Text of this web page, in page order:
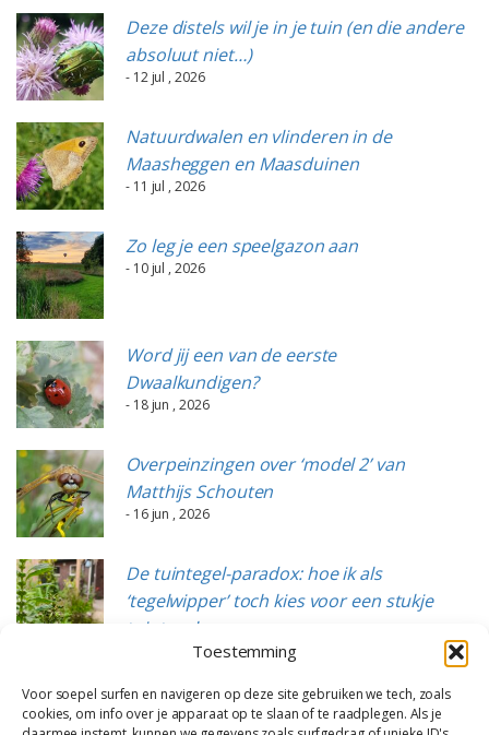
Toestemming
Voor soepel surfen en navigeren op deze site gebruiken we tech, zoals
cookies, om info over je apparaat op te slaan of te raadplegen. Als je
Deze distels wil je in je tuin (en die andere
absoluut niet…)
- 12 jul , 2026
Natuurdwalen en vlinderen in de
Maasheggen en Maasduinen
- 11 jul , 2026
Zo leg je een speelgazon aan
- 10 jul , 2026
Word jij een van de eerste
Dwaalkundigen?
- 18 jun , 2026
Overpeinzingen over ‘model 2’ van
Matthijs Schouten
- 16 jun , 2026
De tuintegel-paradox: hoe ik als
‘tegelwipper’ toch kies voor een stukje
tuintegels
- 15 jun , 2026